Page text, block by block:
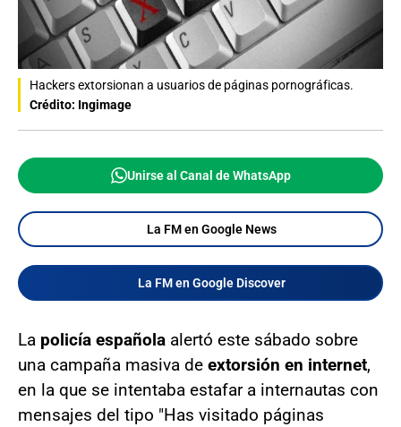
Hackers extorsionan a usuarios de páginas pornográficas.
Crédito: Ingimage
Unirse al Canal de WhatsApp
La FM en Google News
La FM en Google Discover
La policía española alertó este sábado sobre
una campaña masiva de extorsión en internet,
en la que se intentaba estafar a internautas con
mensajes del tipo "Has visitado páginas